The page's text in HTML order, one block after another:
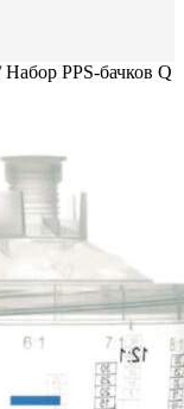
Набор PPS-бачков Q